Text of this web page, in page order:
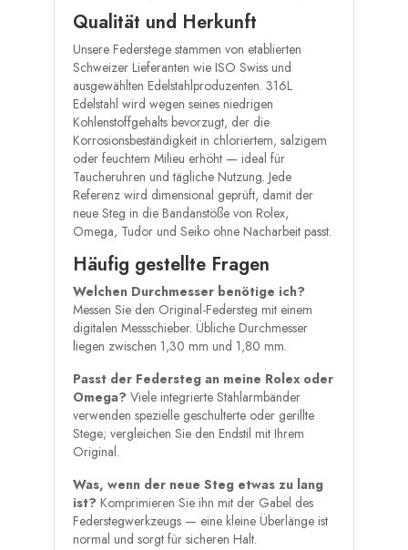
Qualität und Herkunft
Unsere Federstege stammen von etablierten
Schweizer Lieferanten wie ISO Swiss und
ausgewählten Edelstahlproduzenten. 316L
Edelstahl wird wegen seines niedrigen
Kohlenstoffgehalts bevorzugt, der die
Korrosionsbeständigkeit in chloriertem, salzigem
oder feuchtem Milieu erhöht — ideal für
Taucheruhren und tägliche Nutzung. Jede
Referenz wird dimensional geprüft, damit der
neue Steg in die Bandanstöße von Rolex,
Omega, Tudor und Seiko ohne Nacharbeit passt.
Häufig gestellte Fragen
Welchen Durchmesser benötige ich?
Messen Sie den Original-Federsteg mit einem
digitalen Messschieber. Übliche Durchmesser
liegen zwischen 1,30 mm und 1,80 mm.
Passt der Federsteg an meine Rolex oder
Omega? Viele integrierte Stahlarmbänder
verwenden spezielle geschulterte oder gerillte
Stege; vergleichen Sie den Endstil mit Ihrem
Original.
Was, wenn der neue Steg etwas zu lang
ist? Komprimieren Sie ihn mit der Gabel des
Federstegwerkzeugs — eine kleine Überlänge ist
normal und sorgt für sicheren Halt.